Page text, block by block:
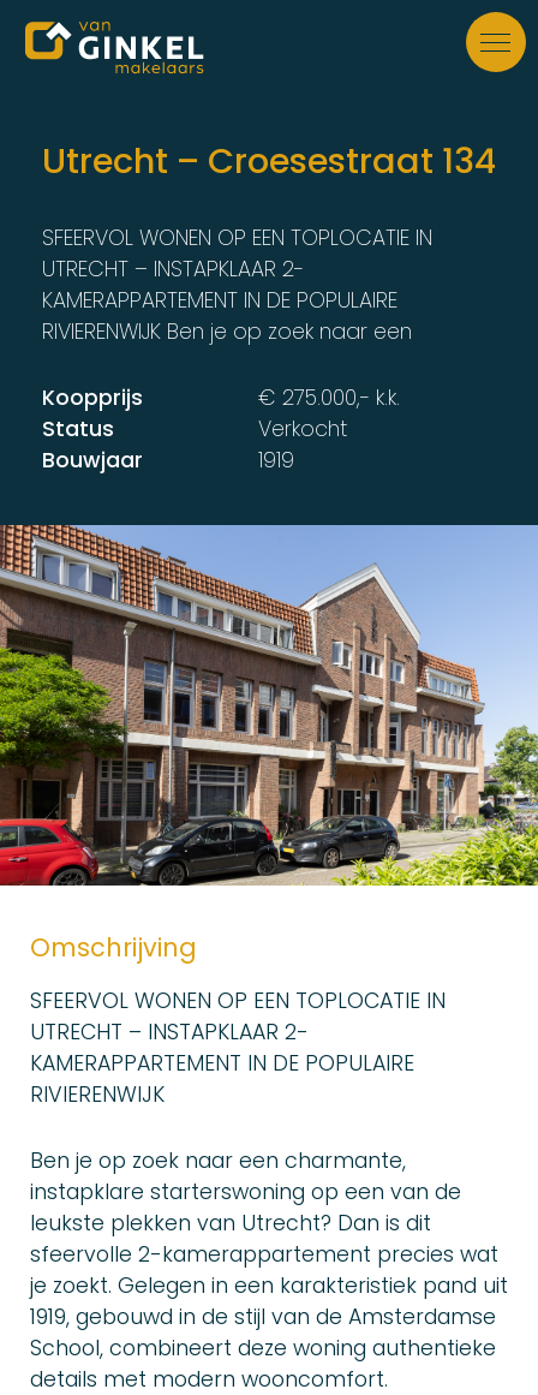
Skip to main content
Utrecht – Croesestraat 134
SFEERVOL WONEN OP EEN TOPLOCATIE IN
UTRECHT – INSTAPKLAAR 2-
KAMERAPPARTEMENT IN DE POPULAIRE
RIVIERENWIJK Ben je op zoek naar een
Koopprijs
€ 275.000,- k.k.
Status
Verkocht
Bouwjaar
1919
Omschrijving
SFEERVOL WONEN OP EEN TOPLOCATIE IN
UTRECHT – INSTAPKLAAR 2-
KAMERAPPARTEMENT IN DE POPULAIRE
RIVIERENWIJK
Ben je op zoek naar een charmante,
instapklare starterswoning op een van de
leukste plekken van Utrecht? Dan is dit
sfeervolle 2-kamerappartement precies wat
je zoekt. Gelegen in een karakteristiek pand uit
1919, gebouwd in de stijl van de Amsterdamse
School, combineert deze woning authentieke
details met modern wooncomfort.